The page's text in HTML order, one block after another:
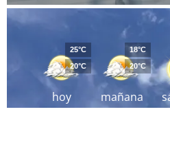
hoy
25°C
20°C
mañana
18°C
20°C